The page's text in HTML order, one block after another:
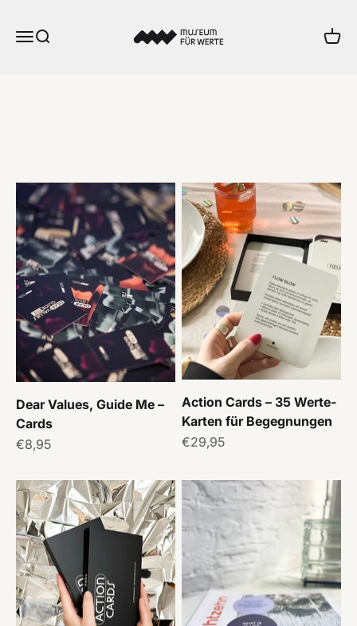
MenüSuche
Dear Values, Guide Me –
Cards
Angebot
€8,95
Action Cards – 35 Werte-
Karten für Begegnungen
Angebot
€29,95